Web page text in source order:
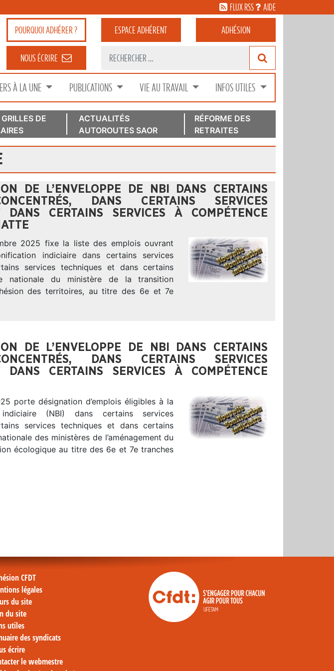
FLUX RSS AIDE
POURQUOIADHÉRER ? ESPACEADHÉRENT ADHÉSION
NOUS ÉCRIRE
À LA UNE PUBLICATIONS VIE AU TRAVAIL INFOS UTILES
DE
ACTUALITÉS
AUTOROUTES SAOR
RÉFORME DES
RETRAITES
DE L’ENVELOPPE DE NBI DANS CERTAINS
DANS CERTAINS SERVICES
DANS CERTAINS SERVICES À COMPÉTENCE
2025 fixe la liste des emplois ouvrant
indiciaire dans certains services
services techniques et dans certains
nationale du ministère de la transition
des territoires, au titre des 6e et 7e
DE L’ENVELOPPE DE NBI DANS CERTAINS
DANS CERTAINS SERVICES
DANS CERTAINS SERVICES À COMPÉTENCE
porte désignation d’emplois éligibles à la
(NBI) dans certains services
services techniques et dans certains
des ministères de l’aménagement du
écologique au titre des 6e et 7e tranches
CFDT
légales
du site
du site
utiles
des syndicats
écrire
le webmestre